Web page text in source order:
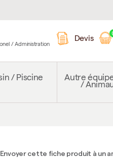
/ Administration
Devis
/ Piscine
Autre
/
Envoyer cette fiche produit à un